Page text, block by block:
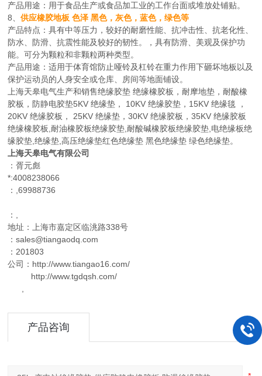
产品用途：用于食品生产或食品加工业的工作台面或堆放处铺贴。
8、供应橡胶地板 色泽 黑色，灰色，蓝色，绿色等
产品特点：具有中等压力，较好的耐磨性能、抗冲击性、抗老化性、
防水、防滑、抗震性能及较好的韧性。，具有防滑、美观及保护功
能。可分为颗粒和非颗粒两种类型。
产品用途：适用于体育馆防止哑铃及杠铃在重力作用下砸坏地板以及
保护运动员的人身安全或仓库、房间等地面铺设。
上海天皋电气生产和销售绝缘胶垫 绝缘橡胶板，耐摩地垫，耐酸橡
胶板，防静电胶垫5KV 绝缘垫， 10KV 绝缘胶垫，15KV 绝缘毯 ，
20KV 绝缘胶板， 25KV 绝缘垫，30KV 绝缘胶板，35KV 绝缘胶板
绝缘橡胶板,耐油橡胶板绝缘胶垫,耐酸碱橡胶板绝缘胶垫,电绝缘板绝
缘胶垫,绝缘垫,高压绝缘垫红色绝缘垫 黑色绝缘垫 绿色绝缘垫。
上海天皋电气有限公司
：胥元彪
*:4008238066
：,69988736
：,
地址：上海市嘉定区临洮路338号
：sales@tiangaodq.com
：201803
公司：http://www.tiangao16.com/
http://www.tgdqsh.com/
产品咨询